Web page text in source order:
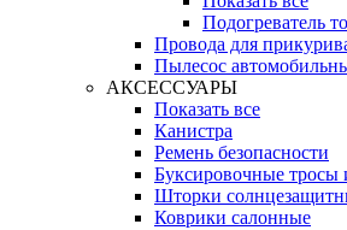
Подогреватель
Провода для
Пылесос
АКСЕССУАРЫ
Показать все
Канистра
Ремень безопасности
Буксировочные тросы
Шторки
Коврики салонные